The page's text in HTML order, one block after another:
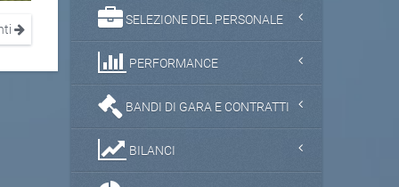
SELEZIONE DEL PERSONALE
PERFORMANCE
BANDI DI GARA E CONTRATTI
BILANCI